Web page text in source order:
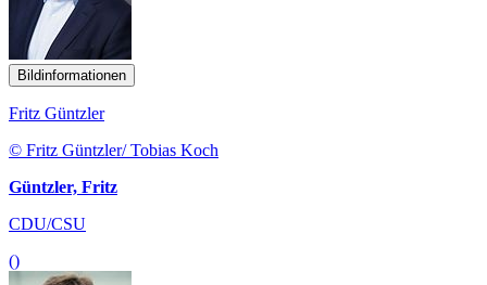
Bildinformationen
Fritz Güntzler
© Fritz Güntzler/ Tobias Koch
Güntzler, Fritz
CDU/CSU
()